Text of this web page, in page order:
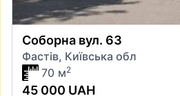
Соборна вул. 63
Фастів, Київська обл
70 м2
45 000 UAH